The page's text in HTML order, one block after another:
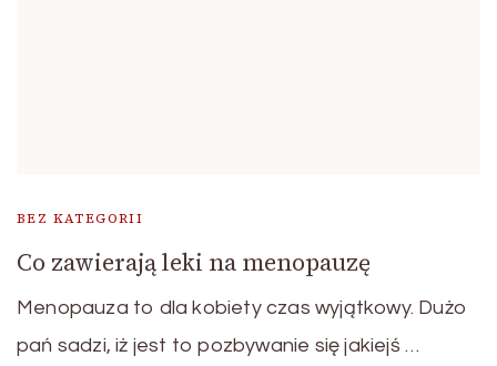
BEZ KATEGORII
Co zawierają leki na menopauzę
Menopauza to dla kobiety czas wyjątkowy. Dużo
pań sadzi, iż jest to pozbywanie się jakiejś …